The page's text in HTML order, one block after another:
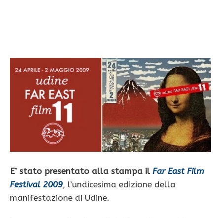
E’ stato presentato alla stampa il Far East Film
Festival 2009, l’undicesima edizione della
manifestazione di Udine.